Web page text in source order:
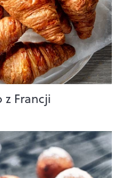
Francji